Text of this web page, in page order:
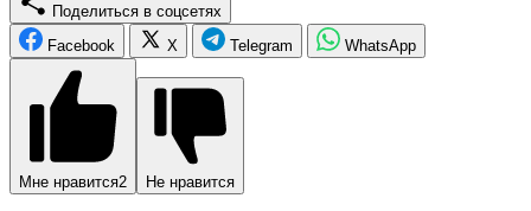
Поделиться в соцсетях
Facebook
X Telegram WhatsApp
Мне нравится2 Не нравится